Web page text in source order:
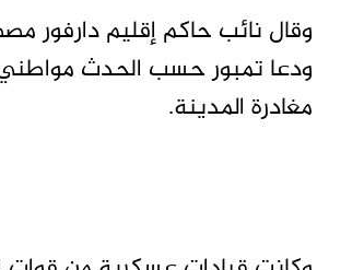
وقال نائب حاكم إقليم
ودعا تمبور حسب الحدث مواطني
مغادرة المدينة.